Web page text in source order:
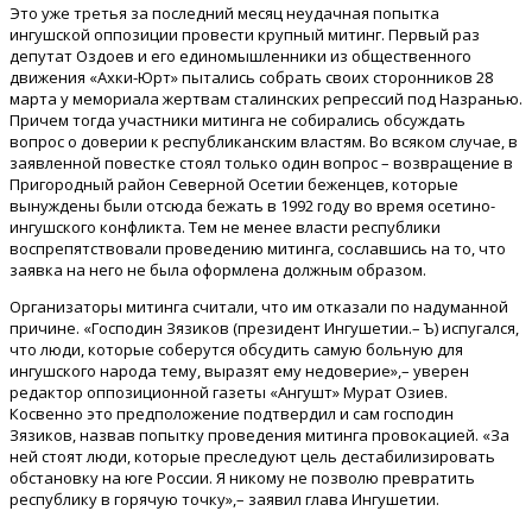
Это уже третья за последний месяц неудачная попытка
ингушской оппозиции провести крупный митинг. Первый раз
депутат Оздоев и его единомышленники из общественного
движения «Ахки-Юрт» пытались собрать своих сторонников 28
марта у мемориала жертвам сталинских репрессий под Назранью.
Причем тогда участники митинга не собирались обсуждать
вопрос о доверии к республиканским властям. Во всяком случае, в
заявленной повестке стоял только один вопрос – возвращение в
Пригородный район Северной Осетии беженцев, которые
вынуждены были отсюда бежать в 1992 году во время осетино-
ингушского конфликта. Тем не менее власти республики
воспрепятствовали проведению митинга, сославшись на то, что
заявка на него не была оформлена должным образом.
Организаторы митинга считали, что им отказали по надуманной
причине. «Господин Зязиков (президент Ингушетии.– Ъ) испугался,
что люди, которые соберутся обсудить самую больную для
ингушского народа тему, выразят ему недоверие»,– уверен
редактор оппозиционной газеты «Ангушт» Мурат Озиев.
Косвенно это предположение подтвердил и сам господин
Зязиков, назвав попытку проведения митинга провокацией. «За
ней стоят люди, которые преследуют цель дестабилизировать
обстановку на юге России. Я никому не позволю превратить
республику в горячую точку»,– заявил глава Ингушетии.